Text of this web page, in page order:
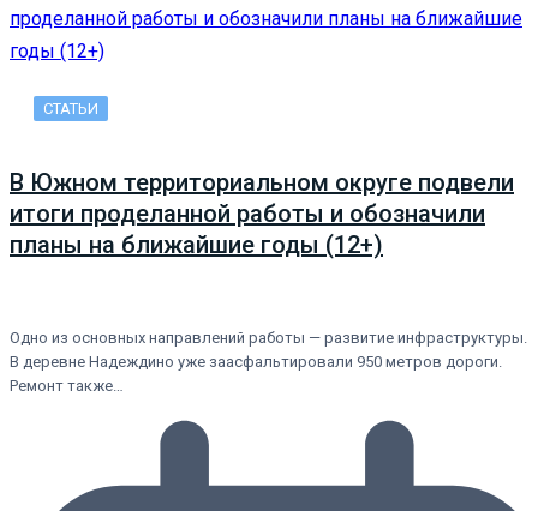
СТАТЬИ
В Южном территориальном округе подвели
итоги проделанной работы и обозначили
планы на ближайшие годы (12+)
Одно из основных направлений работы — развитие инфраструктуры.
В деревне Надеждино уже заасфальтировали 950 метров дороги.
Ремонт также…